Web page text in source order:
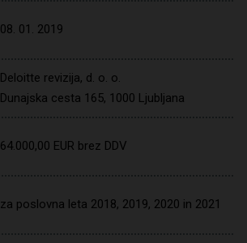
08. 01. 2019
Deloitte revizija, d. o. o.
Dunajska cesta 165, 1000 Ljubljana
64.000,00 EUR brez DDV
za poslovna leta 2018, 2019, 2020 in 2021